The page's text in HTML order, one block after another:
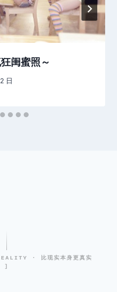
闺蜜照～
日
· 比现实本身更真实
]